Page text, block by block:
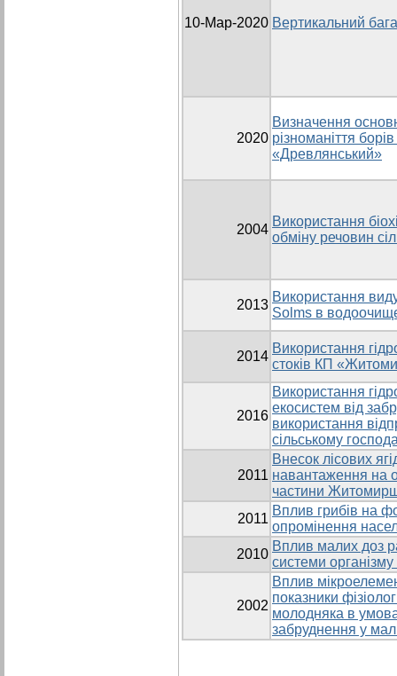
10-Мар-2020 Вертикальний
2020
Визначення
різноманіття
«Древлянський»
2004
Використання
обміну речовин
2013
Використання
Solms в
2014
Використання
стоків КП
2016
Використання
екосистем від
використання
сільському
2011
Внесок лісових
навантаження на
частини
2011
Вплив грибів на
опромінення
2010
Вплив малих доз
системи організму
2002
Вплив
показники
молодняка в
забруднення у